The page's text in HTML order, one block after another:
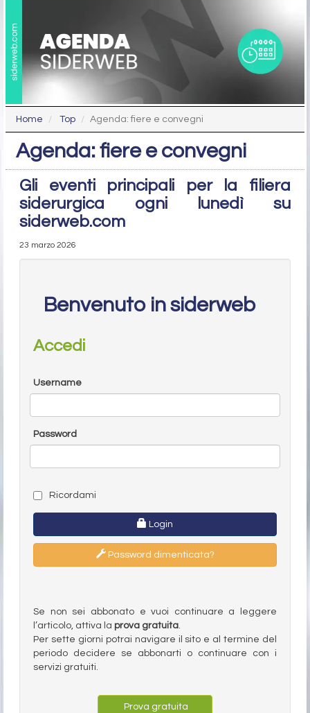
Home Top Agenda: fiere e convegni
Agenda: fiere e convegni
Gli eventi principali per la filiera
siderurgica ogni lunedì su
siderweb.com
23 marzo 2026
Benvenuto in siderweb
Accedi
Username
Password
Ricordami
Login
Password dimenticata?
Se non sei abbonato e vuoi continuare a leggere
l’articolo, attiva la prova gratuita.
Per sette giorni potrai navigare il sito e al termine del
periodo decidere se abbonarti o continuare con i
servizi gratuiti.
Prova gratuita